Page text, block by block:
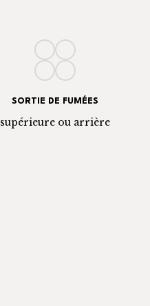
SORTIE DE FUMÉES
supérieure ou arrière